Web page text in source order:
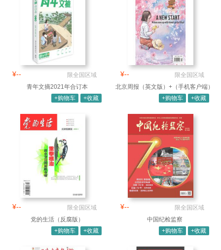
¥--
限全国区域
青年文摘2021年合订本
+购物车
+收藏
¥--
限全国区域
北京周报（英文版）+（手机客户端）
+购物车
+收藏
¥--
限全国区域
党的生活（反腐版）
+购物车
+收藏
¥--
限全国区域
中国纪检监察
+购物车
+收藏